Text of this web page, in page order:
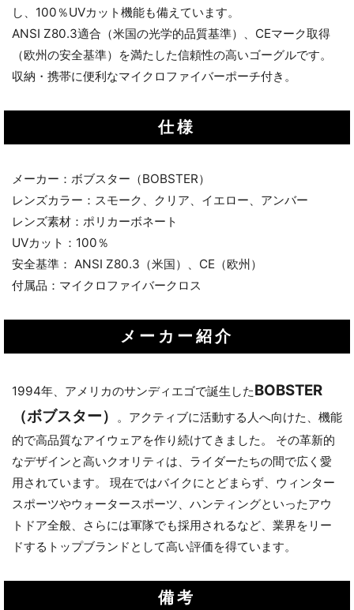
し、100％UVカット機能も備えています。
ANSI Z80.3適合（米国の光学的品質基準）、CEマーク取得
（欧州の安全基準）を満たした信頼性の高いゴーグルです。
収納・携帯に便利なマイクロファイバーポーチ付き。
仕様
メーカー：ボブスター（BOBSTER）
レンズカラー：スモーク、クリア、イエロー、アンバー
レンズ素材：ポリカーボネート
UVカット：100％
安全基準： ANSI Z80.3（米国）、CE（欧州）
付属品：マイクロファイバークロス
メーカー紹介
1994年、アメリカのサンディエゴで誕生したBOBSTER
（ボブスター）
。アクティブに活動する人へ向けた、機能
的で高品質なアイウェアを作り続けてきました。 その革新的
なデザインと高いクオリティは、ライダーたちの間で広く愛
用されています。 現在ではバイクにとどまらず、ウィンター
スポーツやウォータースポーツ、ハンティングといったアウ
トドア全般、さらには軍隊でも採用されるなど、業界をリー
ドするトップブランドとして高い評価を得ています。
備考